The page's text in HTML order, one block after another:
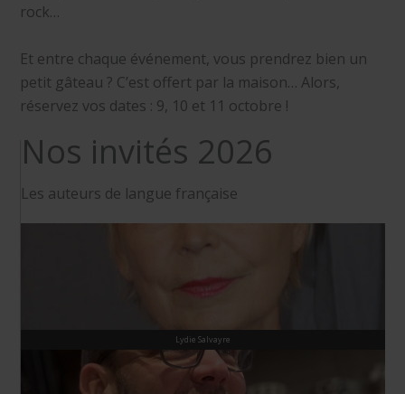
rock…
Et entre chaque événement, vous prendrez bien un
petit gâteau ? C’est offert par la maison… Alors,
réservez vos dates : 9, 10 et 11 octobre !
Nos invités 2026
Les auteurs de langue française
Lydie Salvayre